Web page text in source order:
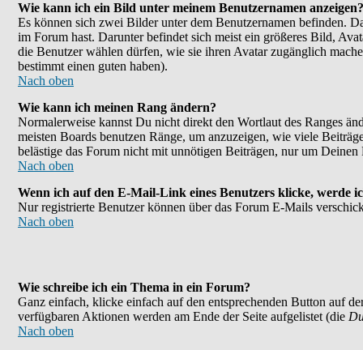
Wie kann ich ein Bild unter meinem Benutzernamen anzeigen?
Es können sich zwei Bilder unter dem Benutzernamen befinden.
im Forum hast. Darunter befindet sich meist ein größeres Bild,
die Benutzer wählen dürfen, wie sie ihren Avatar zugänglich
bestimmt einen guten haben).
Nach oben
Wie kann ich meinen Rang ändern?
Normalerweise kannst Du nicht direkt den Wortlaut des Ranges
meisten Boards benutzen Ränge, um anzuzeigen, wie viele
belästige das Forum nicht mit unnötigen Beiträgen, nur um
Nach oben
Wenn ich auf den E-Mail-Link eines Benutzers klicke, werde
Nur registrierte Benutzer können über das Forum E-Mails
Nach oben
Wie schreibe ich ein Thema in ein Forum?
Ganz einfach, klicke einfach auf den entsprechenden Button auf
verfügbaren Aktionen werden am Ende der Seite aufgelistet (die
Nach oben